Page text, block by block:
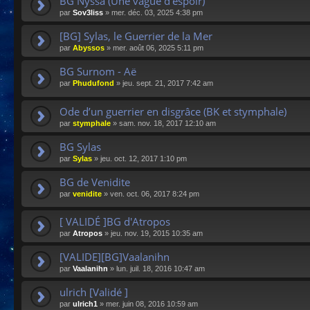
par Sov3liss » mer. déc. 03, 2025 4:38 pm
[BG] Sylas, le Guerrier de la Mer
par Abyssos » mer. août 06, 2025 5:11 pm
BG Surnom - Aë
par Phudufond » jeu. sept. 21, 2017 7:42 am
Ode d’un guerrier en disgrâce (BK et stymphale)
par stymphale » sam. nov. 18, 2017 12:10 am
BG Sylas
par Sylas » jeu. oct. 12, 2017 1:10 pm
BG de Venidite
par venidite » ven. oct. 06, 2017 8:24 pm
[ VALIDÉ ]BG d'Atropos
par Atropos » jeu. nov. 19, 2015 10:35 am
[VALIDE][BG]Vaalanihn
par Vaalanihn » lun. juil. 18, 2016 10:47 am
ulrich [Validé ]
par ulrich1 » mer. juin 08, 2016 10:59 am